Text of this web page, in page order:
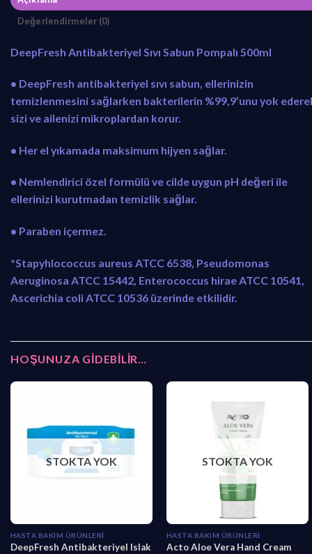
Değerlendirmeler (0)
DeepFresh Antibakteriyel Sıvı Sabun Pompalı 500ml
• DeepFresh antibakteriyel sıvı sabun, ellerinizin
temizlenmesini sağlarken bakterilerin %99,9’unu yok
sizi ve ailenizi mikroplardan korur.
• Her el yıkamada maksimum hijyen sağlar.
• Nemlendirici özel formülü ve cilde uygun pH değeri ile
ellerinizi kurutmadan temizlik sağlar.
• Paraben içermez.
*Stapyhlococcus aureus ATCC 6538, Pseudomonas
Aeruginosa ATCC 15442, Enterococcus hirae ATCC 10541,
Ascerichia coli ATCC 10536 üzerinde etkilidir.
HOŞUNUZA GIDEBILIR…
STOKTA YOK
HASTA BAKIM ÜRÜNLERI
DeepFresh Antibakteriyel Islak
STOKTA YOK
HASTA BAKIM ÜRÜNLERI
Acto Aloe Vera Hand Cream